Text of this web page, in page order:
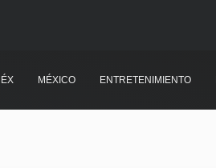
MÉXICO ENTRETENIMIENTO